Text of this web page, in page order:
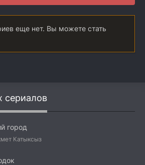
еще нет. Вы можете стать
сериалов
город
Катыксыз